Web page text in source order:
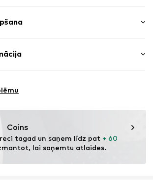
piegriezums
- PES, 22% Kokvilna, 1%
veļas žāvētajam
Coins
tagad un saņem līdz pat + 60
lai saņemtu atlaides.